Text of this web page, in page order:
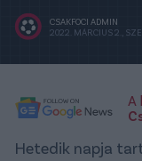
CSAKFOCI ADMIN
2022. MÁRCIUS 2.,
A
Hetedik napja